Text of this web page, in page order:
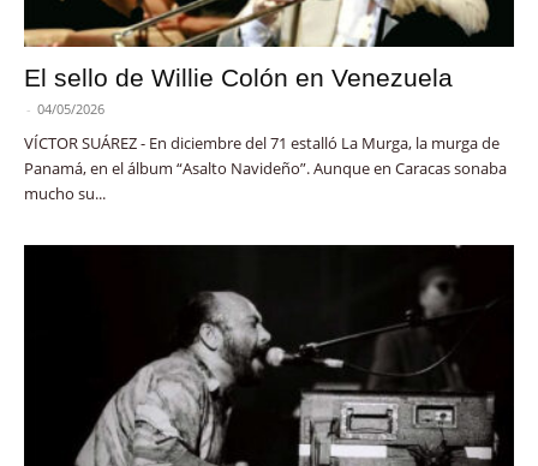
El sello de Willie Colón en Venezuela
- 04/05/2026
VÍCTOR SUÁREZ - En diciembre del 71 estalló La Murga, la murga de
Panamá, en el álbum “Asalto Navideño”. Aunque en Caracas sonaba
mucho su...